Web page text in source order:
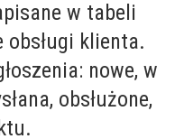
w tabeli
obsługi klienta.
nowe, w
obsłużone,